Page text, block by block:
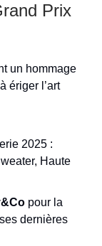
Prix
un hommage
ériger l’art
2025 :
Haute
pour la
dernières